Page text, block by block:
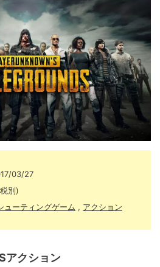
03/27
別)
ューティングゲーム , アクション
アクション